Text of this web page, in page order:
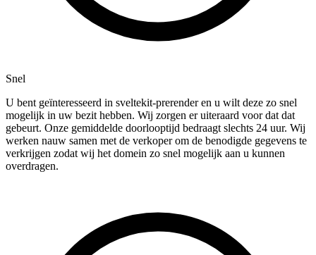
Snel
U bent geïnteresseerd in sveltekit-prerender en u wilt deze zo snel
mogelijk in uw bezit hebben. Wij zorgen er uiteraard voor dat dat
gebeurt. Onze gemiddelde doorlooptijd bedraagt slechts 24 uur. Wij
werken nauw samen met de verkoper om de benodigde gegevens te
verkrijgen zodat wij het domein zo snel mogelijk aan u kunnen
overdragen.